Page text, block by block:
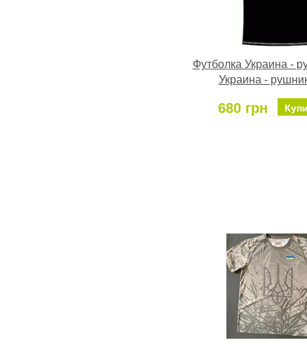
Футболка Украина -
Украина -
680 грн